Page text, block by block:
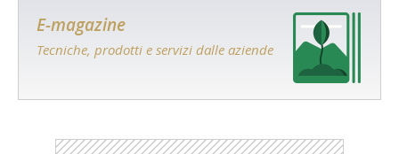
E-magazine
Tecniche, prodotti e servizi dalle aziende